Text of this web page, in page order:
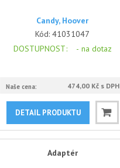
Candy, Hoover
Kód:41031047
DOSTUPNOST: - na dotaz
Naše cena: 474,00 Kč s DPH
DETAIL PRODUKTU
Adaptér